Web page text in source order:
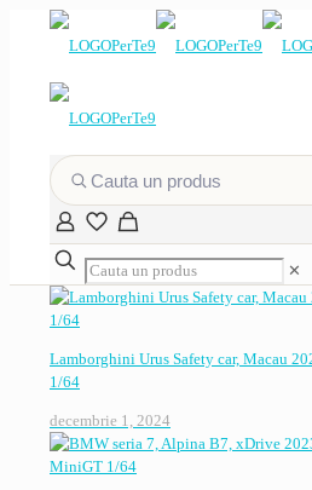
✕
Lamborghini Urus Safety car, Macau
1/64
decembrie 1, 2024